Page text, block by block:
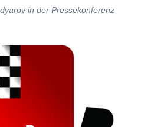
in der Pressekonferenz